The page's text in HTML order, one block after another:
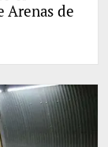
Arenas de